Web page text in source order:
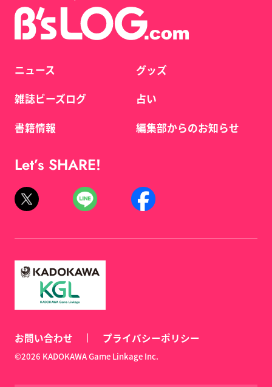
ニュース
雑誌ビーズログ
書籍情報
グッズ
占い
編集部からのお知らせ
Let’s SHARE!
お問い合わせ プライバシーポリシー
©2026 KADOKAWA Game Linkage Inc.